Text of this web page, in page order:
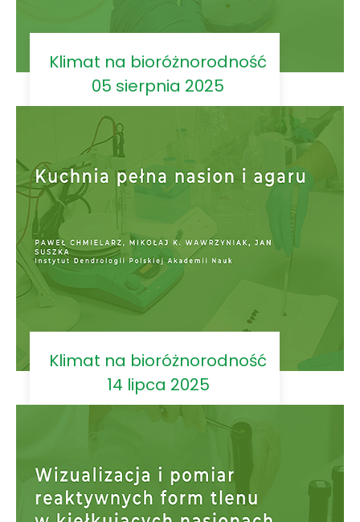
Klimat na bioróżnorodność
05 sierpnia 2025
Klimat na bioróżnorodność
14 lipca 2025